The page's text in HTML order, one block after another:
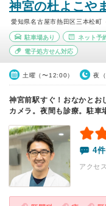
神宮の杜よこや
愛知県名古屋市熱田区三本松町
駐車場あり ネット予
電子処方せん対応
土曜（〜12:00） 夜
神宮前駅すぐ！おなかとお
カメラ。夜間も診療。駐車
4件
アクセ